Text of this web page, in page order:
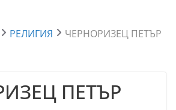
РЕЛИГИЯ ЧЕРНОРИЗЕЦ ПЕТЪР
ПЕТЪР